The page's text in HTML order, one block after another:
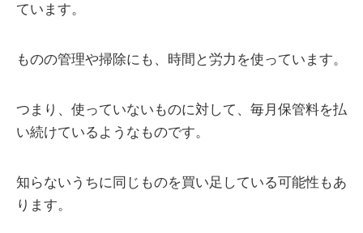
ています。
ものの管理や掃除にも、時間と労力を使っています。
つまり、使っていないものに対して、毎月保管料を払
い続けているようなものです。
知らないうちに同じものを買い足している可能性もあ
ります。